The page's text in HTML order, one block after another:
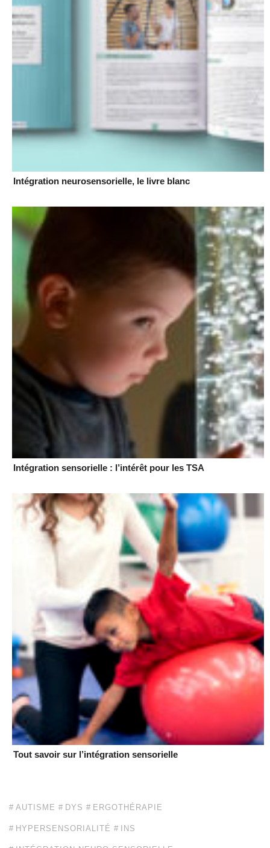
Intégration neurosensorielle, le livre blanc
Intégration sensorielle : l’intérêt pour les TSA
Tout savoir sur l’intégration sensorielle
AUTISME DYS ERGOTHÉRAPIE
HYPERSENSORIALITÉ INS